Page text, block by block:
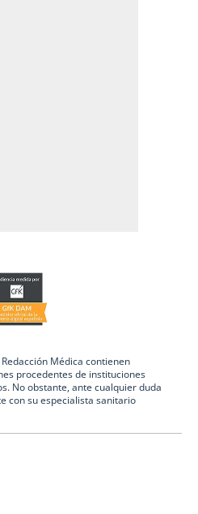
Médica contienen
procedentes de instituciones
No obstante, ante cualquier duda
con su especialista sanitario